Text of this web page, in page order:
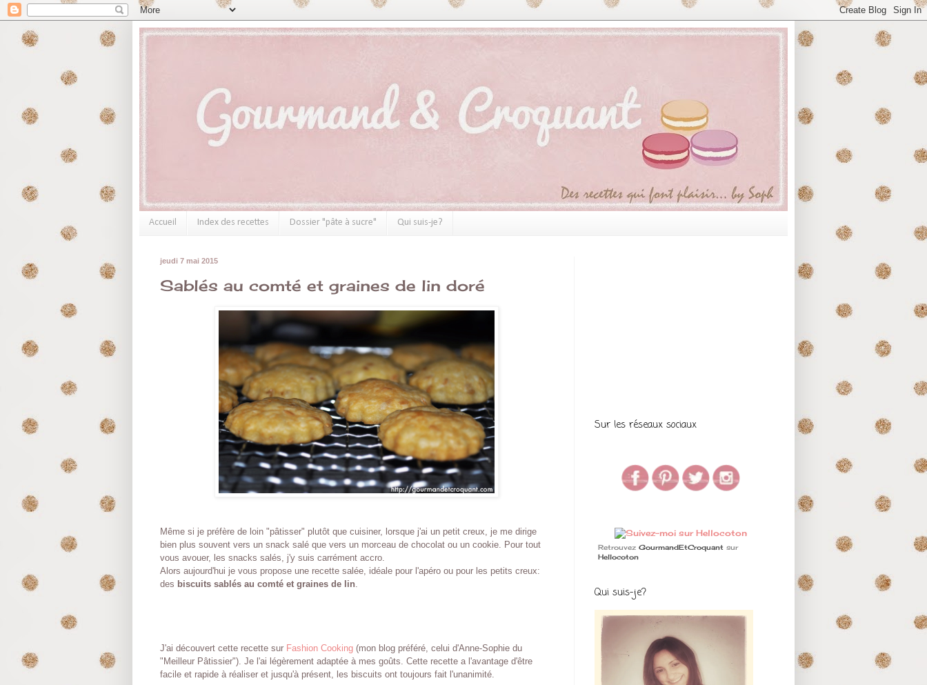
Accueil Index des recettes Dossier "pâte à sucre" Qui suis-je?
jeudi 7 mai 2015
Sablés au comté et graines de lin doré
Même si je préfère de loin "pâtisser" plutôt que cuisiner, lorsque j'ai un petit creux, je me dirige
bien plus souvent vers un snack salé que vers un morceau de chocolat ou un cookie. Pour tout
vous avouer, les snacks salés, j'y suis carrément accro.
Alors aujourd'hui je vous propose une recette salée, idéale pour l'apéro ou pour les petits creux:
des biscuits sablés au comté et graines de lin.
J'ai découvert cette recette sur Fashion Cooking (mon blog préféré, celui d'Anne-Sophie du
"Meilleur Pâtissier"). Je l'ai légèrement adaptée à mes goûts. Cette recette a l'avantage d'être
facile et rapide à réaliser et jusqu'à présent, les biscuits ont toujours fait l'unanimité.
Sur les réseaux sociaux
Retrouvez GourmandEtCroquant sur
Hellocoton
Qui suis-je?